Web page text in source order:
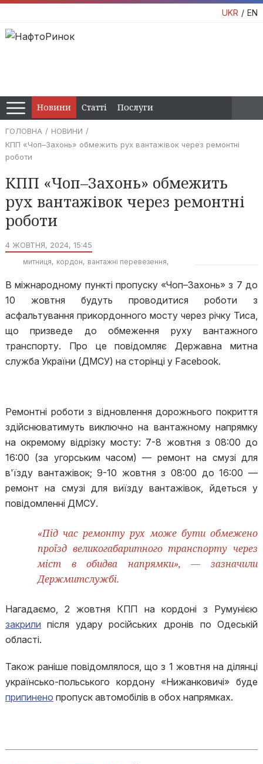
UKR EN
Новини Статті Послуги
ГОЛОВНА
НОВИНИ
КПП «Чоп–Захонь» обмежить рух вантажівок через ремонтні
роботи
КПП «Чоп–Захонь» обмежить
рух вантажівок через ремонтні
роботи
4 ЖОВТНЯ, 2024, 15:45
митниця кордон
вантажні перевезення
В міжнародному пункті пропуску «Чоп–Захонь» з 7 до
10 жовтня будуть проводитися роботи з
асфальтування прикордонного мосту через річку Тиса,
що призведе до обмеження руху вантажного
транспорту. Про це повідомляє Державна митна
служба України (ДМСУ) на сторінці у Facebook.
Ремонтні роботи з відновлення дорожнього покриття
здійснюватимуть виключно на вантажному напрямку
на окремому відрізку мосту: 7-8 жовтня з 08:00 до
16:00 (за угорським часом) — ремонт на смузі для
в'їзду вантажівок; 9-10 жовтня з 08:00 до 16:00 —
ремонт на смузі для виїзду вантажівок, йдеться у
повідомленні ДМСУ.
«Під час ремонту рух може бути обмежено
проїзд великогабаритного транспорту через
міст в обидва напрямки», — зазначили
Держмитслужбі.
Нагадаємо, 2 жовтня КПП на кордоні з Румунією
закрили після удару російських дронів по Одеській
області.
Також раніше повідомлялося, що з 1 жовтня на ділянці
українсько-польського кордону «Нижанковичі» буде
припинено пропуск автомобілів в обох напрямках.